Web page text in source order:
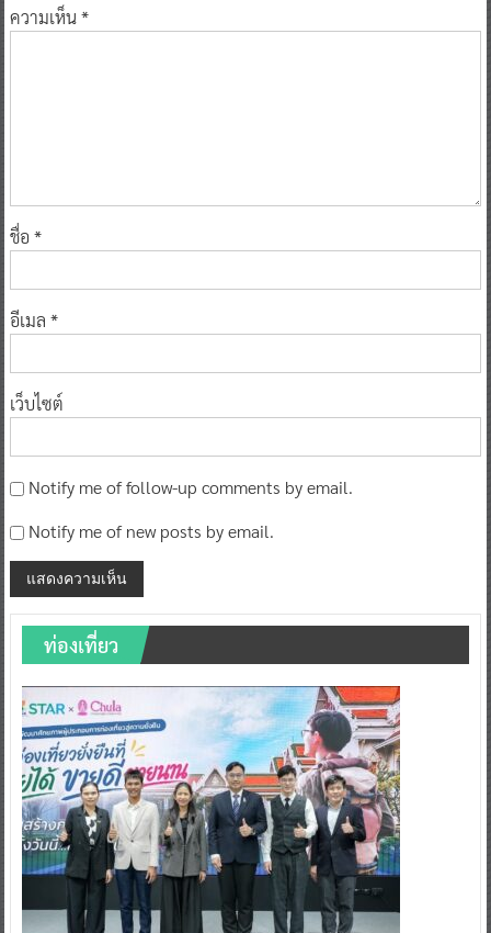
ความเห็น*
ชื่อ *
อีเมล *
เว็บไซต์
Notify me of follow-up comments by email.
Notify me of new posts by email.
ท่องเที่ยว